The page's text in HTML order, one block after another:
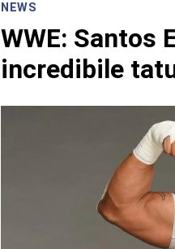
NEWS
WWE: Santos
incredibile